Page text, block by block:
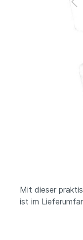
Hubgeräte
Mit dieser
ist im